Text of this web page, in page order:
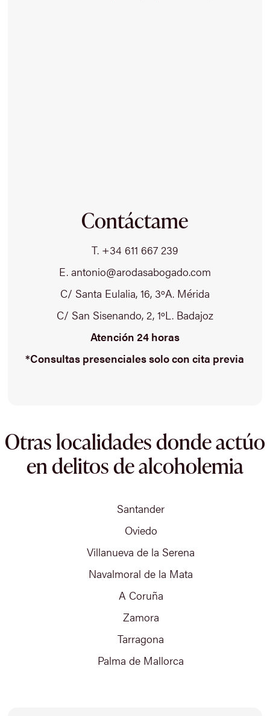
Contáctame
T. +34 611 667 239
E. antonio@arodasabogado.com
C/ Santa Eulalia, 16, 3ºA. Mérida
C/ San Sisenando, 2, 1ºL. Badajoz
Atención 24 horas
*Consultas presenciales solo con cita previa
Otras localidades donde actúo
en delitos de alcoholemia
Santander
Oviedo
Villanueva de la Serena
Navalmoral de la Mata
A Coruña
Zamora
Tarragona
Palma de Mallorca